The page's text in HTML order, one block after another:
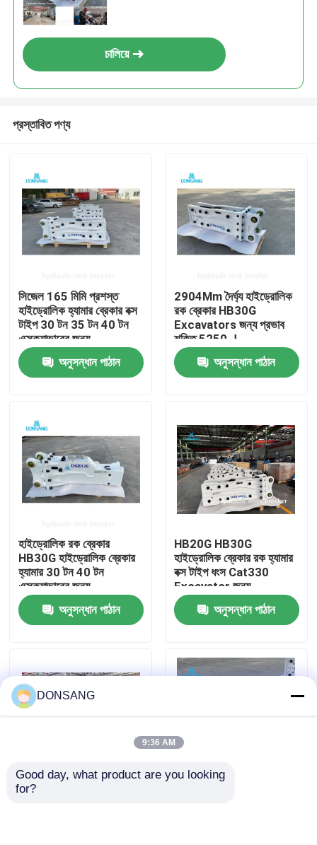
বাড়ি
পণ্য
আমাদের সম্পর্কে
কারখানা ভ্রমণ
যোগাযোগ করুন
হাইড্রোলিক রক ব্রেকার
চালিয়ে
প্রস্তাবিত পণ্য
সিজেল 165 মিমি প্রশস্ত
হাইড্রোলিক হ্যামার ব্রেকার বক্স
টাইপ 30 টন 35 টন 40 টন
এক্সক্যাভারের জন্য
অনুসন্ধান পাঠান
2904Mm দৈর্ঘ্য হাইড্রোলিক
রক ব্রেকার HB30G
Excavators জন্য প্রভাব
শক্তি 5250 J
অনুসন্ধান পাঠান
হাইড্রোলিক রক ব্রেকার
HB30G হাইড্রোলিক ব্রেকার
হ্যামার 30 টন 40 টন
এক্সক্যাভারের জন্য
অনুসন্ধান পাঠান
HB20G HB30G
হাইড্রোলিক ব্রেকার রক হ্যামার
বক্স টাইপ ধংস Cat330
Excavator জন্য
অনুসন্ধান পাঠান
সিজেল 165 মিমি প্রশস্ত
DONSANG
9:36 AM
Good day, what product are you looking
for?